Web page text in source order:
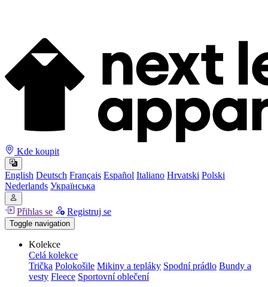
Kde koupit
English Deutsch Français Español Italiano Hrvatski Polski
Nederlands Українська
Přihlas se Registruj se
Toggle navigation
Kolekce
Celá kolekce
Trička Polokošile Mikiny a tepláky Spodní prádlo Bundy a
vesty Fleece Sportovní oblečení